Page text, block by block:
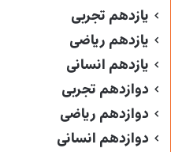
یازدهم تجربی
یازدهم ریاضی
یازدهم انسانی
دوازدهم تجربی
دوازدهم ریاضی
دوازدهم انسانی